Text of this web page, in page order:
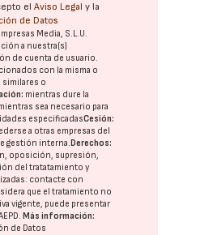
elAviso Legal y la
de Datos
Media, S.L.U.
a nuestra(s)
de cuenta de usuario.
con la misma o
similares o
mientras dure la
sea necesario para
especificadasCesión:
a otras empresas del
gestión interna. Derechos:
oposición, supresión,
del tratatamiento y
contacte con
que el tratamiento no
vigente, puede presentar
. Más información:
de Datos